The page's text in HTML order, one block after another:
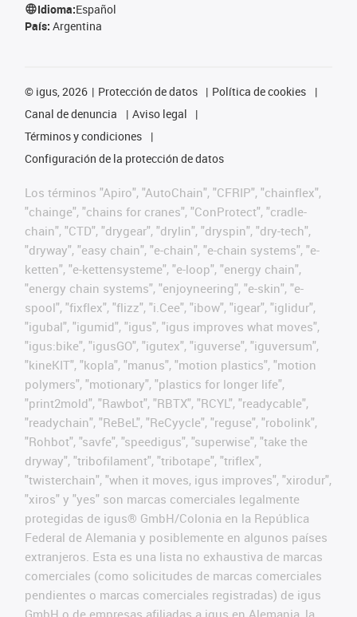
Idioma:Español
País: Argentina
© igus, 2026 Protección de datos
Política de cookies
Canal de denuncia
Aviso legal
Términos y condiciones
Configuración de la protección de datos
Los términos "Apiro", "AutoChain", "CFRIP", "chainflex",
"chainge", "chains for cranes", "ConProtect", "cradle-
chain", "CTD", "drygear", "drylin", "dryspin", "dry-tech",
"dryway", "easy chain", "e-chain", "e-chain systems", "e-
ketten", "e-kettensysteme", "e-loop", "energy chain",
"energy chain systems", "enjoyneering", "e-skin", "e-
spool", "fixflex", "flizz", "i.Cee", "ibow", "igear", "iglidur",
"igubal", "igumid", "igus", "igus improves what moves",
"igus:bike", "igusGO", "igutex", "iguverse", "iguversum",
"kineKIT", "kopla", "manus", "motion plastics", "motion
polymers", "motionary", "plastics for longer life",
"print2mold", "Rawbot", "RBTX", "RCYL", "readycable",
"readychain", "ReBeL", "ReCyycle", "reguse", "robolink",
"Rohbot", "savfe", "speedigus", "superwise", "take the
dryway", "tribofilament", "tribotape", "triflex",
"twisterchain", "when it moves, igus improves", "xirodur",
"xiros" y "yes" son marcas comerciales legalmente
protegidas de igus® GmbH/Colonia en la República
Federal de Alemania y posiblemente en algunos países
extranjeros. Esta es una lista no exhaustiva de marcas
comerciales (como solicitudes de marcas comerciales
pendientes o marcas comerciales registradas) de igus
GmbH o de empresas afiliadas a igus en Alemania, la